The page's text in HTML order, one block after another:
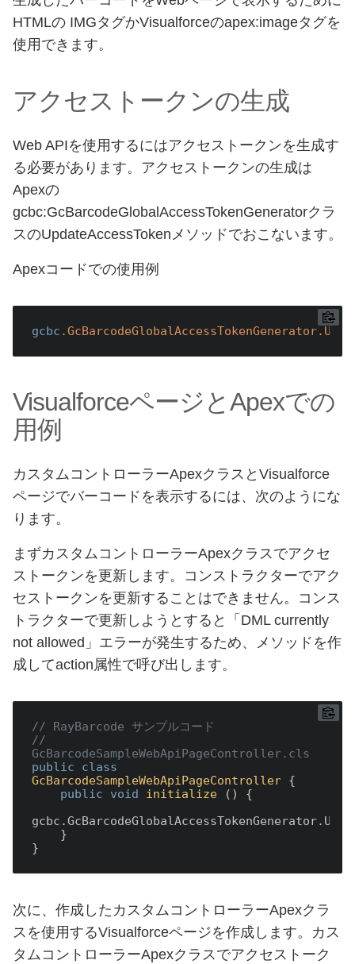
HTMLの IMGタグかVisualforceのapex:imageタグを
使用できます。
アクセストークンの生成
Web APIを使用するにはアクセストークンを生成す
る必要があります。アクセストークンの生成は
Apexの
gcbc:GcBarcodeGlobalAccessTokenGeneratorクラ
スのUpdateAccessTokenメソッドでおこないます。
Apexコードでの使用例
gcbc .GcBarcodeGlobalAccessTokenGenerator
VisualforceページとApexでの
用例
カスタムコントローラーApexクラスとVisualforce
ページでバーコードを表示するには、次のようにな
ります。
まずカスタムコントローラーApexクラスでアクセ
ストークンを更新します。コンストラクターでアク
セストークンを更新することはできません。コンス
トラクターで更新しようとすると「DML currently
not allowed」エラーが発生するため、メソッドを作
成してaction属性で呼び出します。
// RayBarcode サンプルコード
//
GcBarcodeSampleWebApiPageController.cls
public
class
GcBarcodeSampleWebApiPageController {
public
void initialize ()
{
次に、作成したカスタムコントローラーApexクラ
スを使用するVisualforceページを作成します。カス
タムコントローラーApexクラスでアクセストーク